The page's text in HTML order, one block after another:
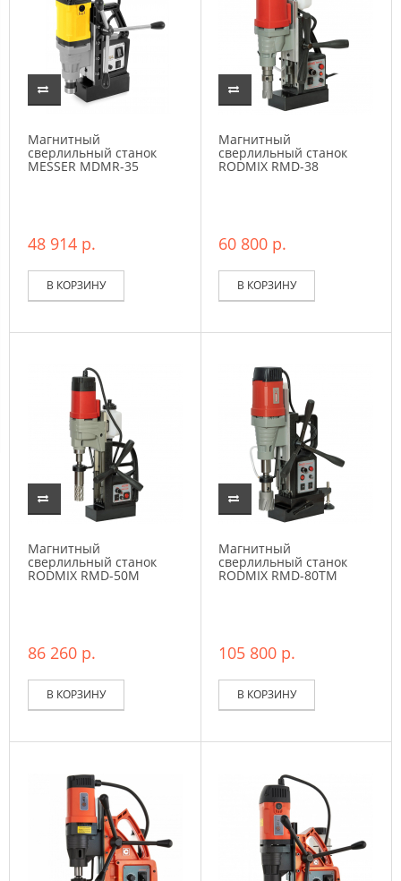
Магнитный
сверлильный станок
MESSER MDMR-35
48 914 р.
В КОРЗИНУ
Магнитный
сверлильный станок
RODMIX RMD-38
60 800 р.
В КОРЗИНУ
Магнитный
сверлильный станок
RODMIX RMD-50М
86 260 р.
В КОРЗИНУ
Магнитный
сверлильный станок
RODMIX RMD-80TM
105 800 р.
В КОРЗИНУ